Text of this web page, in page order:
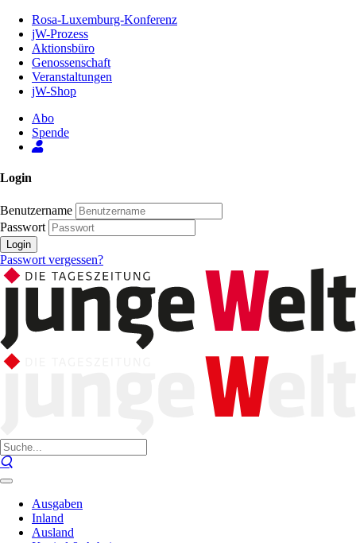
Inhalt
Seite
Rosa-Luxemburg-Konferenz
jW-Prozess
Aktionsbüro
Genossenschaft
Veranstaltungen
jW-Shop
Abo
Spende
Login
Benutzername
Passwort
Login
Passwort vergessen?
Ausgaben
Inland
Ausland